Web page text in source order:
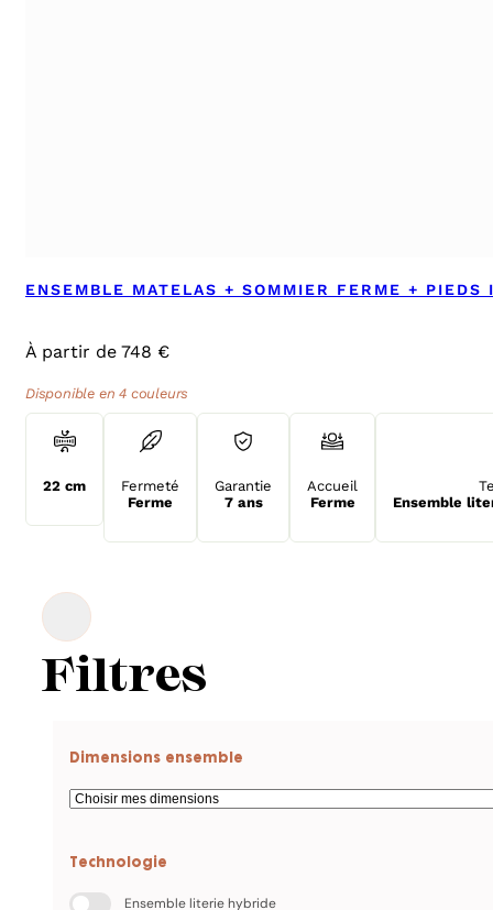
ENSEMBLE MATELAS + SOMMIER FERME + PIEDS
À partir de 748 €
Disponible en 4 couleurs
22 cm
Fermeté
Ferme
Garantie
7 ans
Accueil
Ferme
Ensemble
Filtres
Dimensions ensemble
Technologie
Ensemble literie hybride